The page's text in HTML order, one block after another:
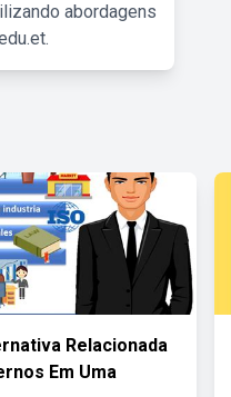
abordagens
Relacionada
Em Uma